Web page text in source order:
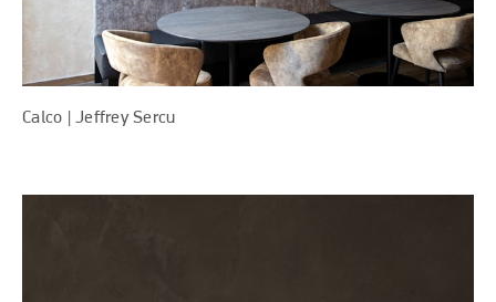
Calco | Jeffrey Sercu